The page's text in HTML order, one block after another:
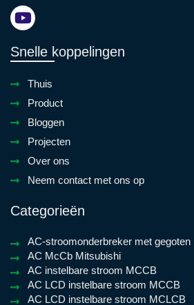
Snelle koppelingen
Thuis
Product
Bloggen
Projecten
Over ons
Neem contact met ons op
Categorieën
AC-stroomonderbreker met gegoten
AC McCb Mitsubishi
AC instelbare stroom MCCB
AC LCD instelbare stroom MCCB
AC LCD instelbare stroom MCLCB